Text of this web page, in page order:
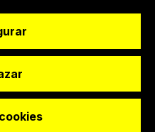
S.L